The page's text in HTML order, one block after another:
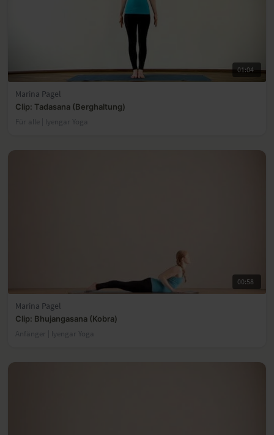
01:04
Marina Pagel
Clip: Tadasana (Berghaltung)
Für alle | lyengar Yoga
00:58
Marina Pagel
Clip: Bhujangasana (Kobra)
Anfänger | lyengar Yoga